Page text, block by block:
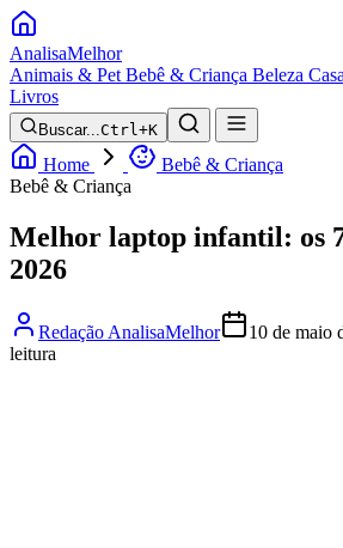
AnalisaMelhor
Animais & Pet Bebê & Criança Beleza
Livros
Buscar...Ctrl+K
Home
Bebê & Criança
Bebê & Criança
Melhor laptop infantil: os
2026
Redação AnalisaMelhor 10 de maio
leitura